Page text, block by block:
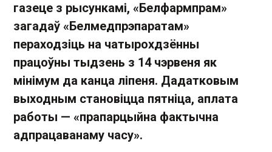
газеце з рысункамі, «Белфармпрам»
загадаў «Белмедпрэпаратам»
пераходзіць на чатырохдзённы
працоўны тыдзень з 14 чэрвеня як
мінімум да канца ліпеня. Дадатковым
выходным становіцца пятніца, аплата
работы — «прапарцыйна фактычна
адпрацаванаму часу».